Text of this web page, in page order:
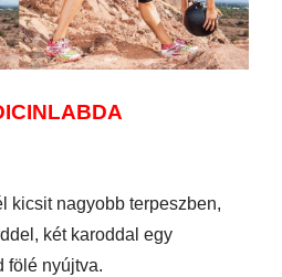
kicsit nagyobb terpeszben,
két karoddal egy
fölé nyújtva.